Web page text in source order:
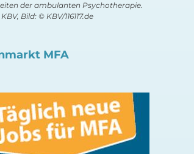
der ambulanten Psychotherapie.
Bild: © KBV/116117.de
MFA